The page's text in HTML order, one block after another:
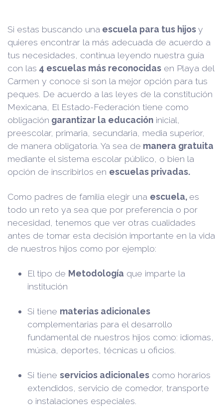
Si estas buscando una escuela para tus hijosy
quieres encontrar la más adecuada de acuerdo a
tus necesidades, continua leyendo nuestra guía
con las 4 escuelas más reconocidas en Playa del
Carmen y conoce si son la mejor opción para tus
peques. De acuerdo a las leyes de la constitución
Mexicana, El Estado-Federación tiene como
obligación garantizar la educación inicial,
preescolar, primaria, secundaria, media superior,
de manera obligatoria. Ya sea de manera gratuita
mediante el sistema escolar público, o bien la
opción de inscribirlos en escuelas privadas.
Como padres de familia elegir una escuela, es
todo un reto ya sea que por preferencia o por
necesidad, tenemos que ver otras cualidades
antes de tomar esta decisión importante en la vida
de nuestros hijos como por ejemplo:
El tipo de Metodología que imparte la
institución
Si tiene materias adicionales
complementarias para el desarrollo
fundamental de nuestros hijos como: idiomas,
música, deportes, técnicas u oficios.
Si tiene servicios adicionales como horarios
extendidos, servicio de comedor, transporte
o instalaciones especiales.